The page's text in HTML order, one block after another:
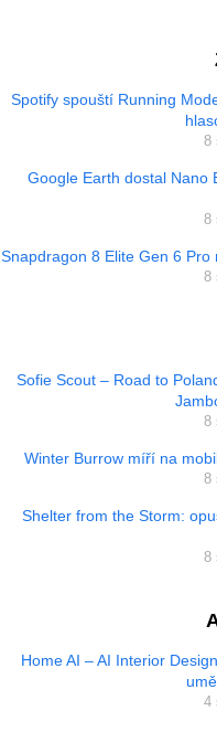
Spotify spouští Running
8
Google Earth dostal Nano
8
Snapdragon 8 Elite Gen 6
8
Sofie Scout – Road to
8
Winter Burrow míří na
8
Shelter from the Storm:
8
Home AI – AI Interior
4